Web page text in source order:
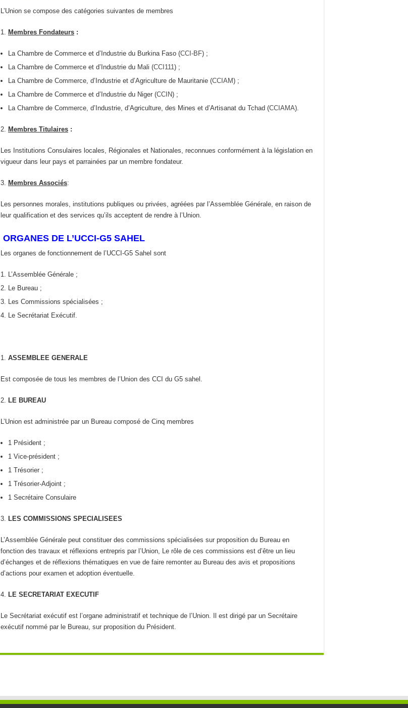
L’Union se compose des catégories suivantes de membres
Membres Fondateurs :
La Chambre de Commerce et d’Industrie du Burkina Faso (CCI-BF) ;
La Chambre de Commerce et d’Industrie du Mali (CCI111) ;
La Chambre de Commerce, d’Industrie et d’Agriculture de Mauritanie (CCIAM) ;
La Chambre de Commerce et d’Industrie du Niger (CCIN) ;
La Chambre de Commerce, d’Industrie, d’Agriculture, des Mines et d’Artisanat du Tchad (CCIAMA).
Membres Titulaires :
Les Institutions Consulaires locales, Régionales et Nationales, reconnues conformément à la législation en
vigueur dans leur pays et parrainées par un membre fondateur.
Membres Associés:
Les personnes morales, institutions publiques ou privées, agréées par l’Assemblée Générale, en raison de
leur qualification et des services qu’ils acceptent de rendre à l’Union.
ORGANES DE L’UCCI-G5 SAHEL
Les organes de fonctionnement de l’UCCI-G5 Sahel sont
L’Assemblée Générale ;
Le Bureau ;
Les Commissions spécialisées ;
Le Secrétariat Exécutif.
ASSEMBLEE GENERALE
Est composée de tous les membres de l’Union des CCI du G5 sahel.
LE BUREAU
L’Union est administrée par un Bureau composé de Cinq membres
1 Président ;
1 Vice-président ;
1 Trésorier ;
1 Trésorier-Adjoint ;
1 Secrétaire Consulaire
LES COMMISSIONS SPECIALISEES
L’Assemblée Générale peut constituer des commissions spécialisées sur proposition du Bureau en
fonction des travaux et réflexions entrepris par l’Union, Le rôle de ces commissions est d’être un lieu
d’échanges et de réflexions thématiques en vue de faire remonter au Bureau des avis et propositions
d’actions pour examen et adoption éventuelle.
LE SECRETARIAT EXECUTIF
Le Secrétariat exécutif est l’organe administratif et technique de l’Union. Il est dirigé par un Secrétaire
exécutif nommé par le Bureau, sur proposition du Président.